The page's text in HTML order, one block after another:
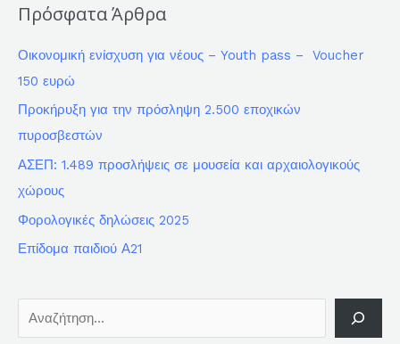
Πρόσφατα Άρθρα
Οικονομική ενίσχυση για νέους – Youth pass – Voucher
150 ευρώ
Προκήρυξη για την πρόσληψη 2.500 εποχικών
πυροσβεστών
ΑΣΕΠ: 1.489 προσλήψεις σε μουσεία και αρχαιολογικούς
χώρους
Φορολογικές δηλώσεις 2025
Επίδομα παιδιού Α21